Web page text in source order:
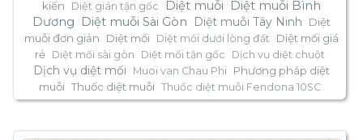
kiến
Diệt gián tận gốc Diệt muỗi
Diệt muỗi Bình
Dương
Diệt muỗi Sài Gòn Diệt muỗi Tây Ninh
Diệt
muỗi đơn giản
Diệt mối Diệt mối dưới lòng đất
Diệt mối giá
rẻ Diệt mối sài gòn Diệt mối tận gốc Dịch vụ diệt chuột
Dịch vụ diệt mối Muoi van Chau Phi
Phương pháp diệt
muỗi Thuốc diệt muỗi Thuốc diệt muỗi Fendona 10SC